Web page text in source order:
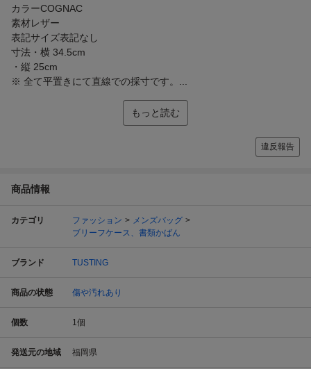
カラーCOGNAC
素材レザー
表記サイズ表記なし
寸法・横 34.5cm
・縦 25cm
※ 全て平置きにて直線での採寸です。...
もっと読む
違反報告
商品情報
カテゴリ ファッション
メンズバッグ
ブリーフケース、書類かばん
ブランド TUSTING
商品の状態 傷や汚れあり
個数 1個
発送元の地域 福岡県